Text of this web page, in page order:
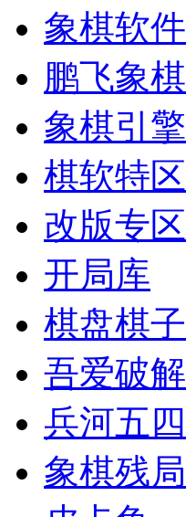
象棋软件
鹏飞象棋
象棋引擎
棋软特区
改版专区
开局库
棋盘棋子
吾爱破解
兵河五四
象棋残局